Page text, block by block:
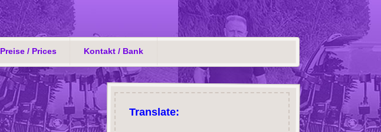
Preise / Prices Kontakt / Bank
Translate: